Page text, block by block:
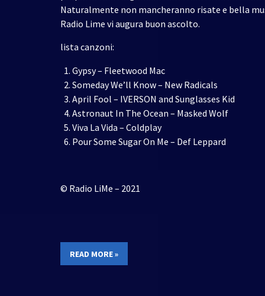
Naturalmente non mancheranno risate e bella
Radio Lime vi augura buon ascolto.
lista canzoni:
Gypsy – Fleetwood Mac
Someday We’ll Know – New Radicals
April Fool – IVERSON and Sunglasses Kid
Astronaut In The Ocean – Masked Wolf
Viva La Vida – Coldplay
Pour Some Sugar On Me – Def Leppard
© Radio LiMe – 2021
READ MORE »